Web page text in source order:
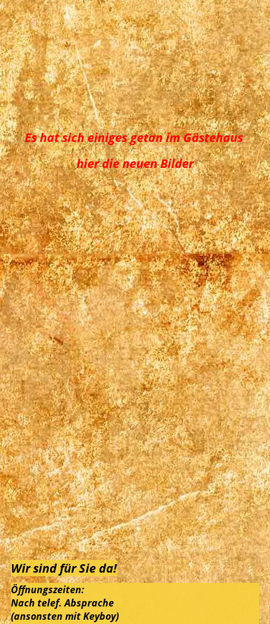
Bett Zi 3
Bett Zi 4
Balkon Zi 1
Es hat sich einiges getan im Gästehaus
hier die neuen Bilder
Wir sind für Sie da!
Öffnungszeiten:
Nach telef. Absprache
(ansonsten mit Keyboy)